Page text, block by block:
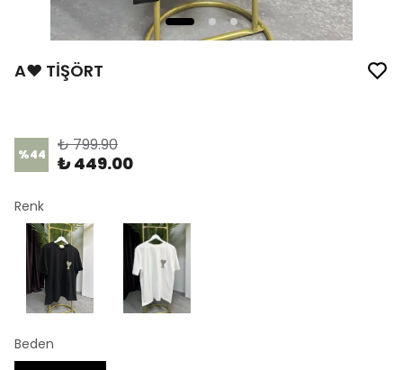
A❤️ TİŞÖRT
%44 ₺ 799.90
₺ 449.00
Renk
Beden